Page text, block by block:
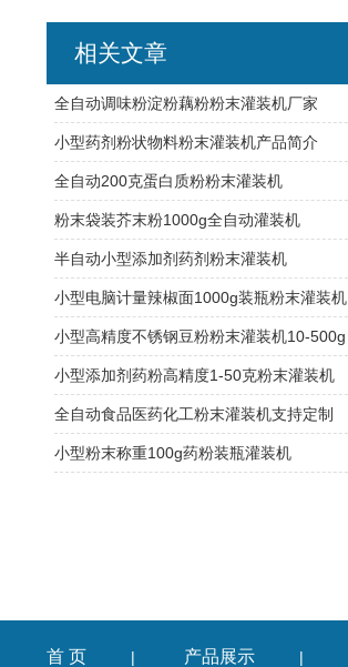
相关文章
全自动调味粉淀粉藕粉粉末灌装机厂家
小型药剂粉状物料粉末灌装机产品简介
全自动200克蛋白质粉粉末灌装机
粉末袋装芥末粉1000g全自动灌装机
半自动小型添加剂药剂粉末灌装机
小型电脑计量辣椒面1000g装瓶粉末灌装机
小型高精度不锈钢豆粉粉末灌装机10-500g
小型添加剂药粉高精度1-50克粉末灌装机
全自动食品医药化工粉末灌装机支持定制
小型粉末称重100g药粉装瓶灌装机
首 页 | 产品展示 |